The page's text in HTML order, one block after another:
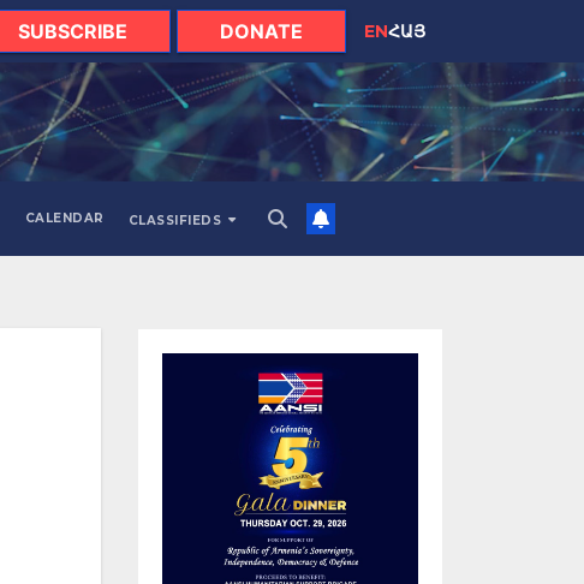
SUBSCRIBE DONATE ENՀԱՅ
CALENDAR CLASSIFIEDS